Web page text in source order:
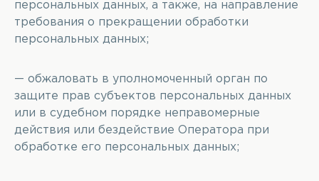
персональных данных, а также, на направление
требования о прекращении обработки
персональных данных;
— обжаловать в уполномоченный орган по
защите прав субъектов персональных данных
или в судебном порядке неправомерные
действия или бездействие Оператора при
обработке его персональных данных;